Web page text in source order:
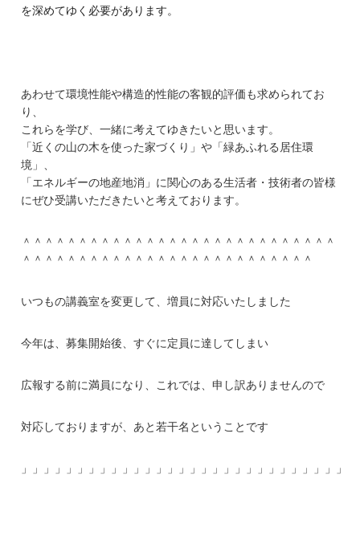
を深めてゆく必要があります。
あわせて環境性能や構造的性能の客観的評価も求められてお
り、
これらを学び、一緒に考えてゆきたいと思います。
「近くの山の木を使った家づくり」や「緑あふれる居住環
境」、
「エネルギーの地産地消」に関心のある生活者・技術者の皆様
にぜひ受講いただきたいと考えております。
＾＾＾＾＾＾＾＾＾＾＾＾＾＾＾＾＾＾＾＾＾＾＾＾＾＾＾＾
＾＾＾＾＾＾＾＾＾＾＾＾＾＾＾＾＾＾＾＾＾＾＾＾＾＾
いつもの講義室を変更して、増員に対応いたしました
今年は、募集開始後、すぐに定員に達してしまい
広報する前に満員になり、これでは、申し訳ありませんので
対応しておりますが、あと若干名ということです
」」」」」」」」」」」」」」」」」」」」」」」」」」」」」